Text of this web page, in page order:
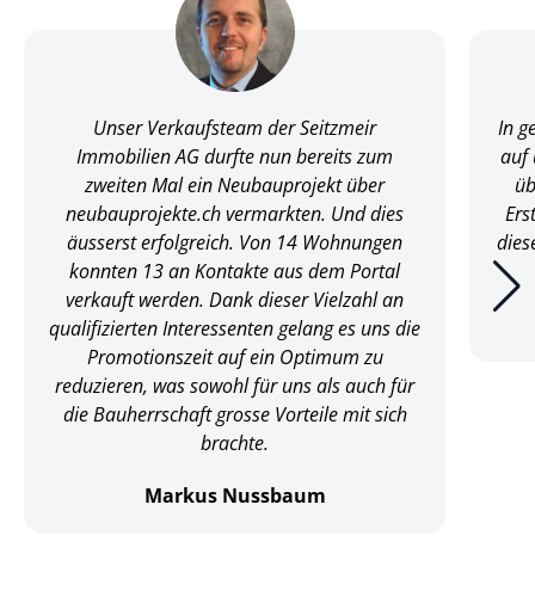
Unser Verkaufsteam der Seitzmeir
Immobilien AG durfte nun bereits zum
zweiten Mal ein Neubauprojekt über
neubauprojekte.ch vermarkten. Und dies
äusserst erfolgreich. Von 14 Wohnungen
konnten 13 an Kontakte aus dem Portal
verkauft werden. Dank dieser Vielzahl an
qualifizierten Interessenten gelang es uns die
Promotionszeit auf ein Optimum zu
reduzieren, was sowohl für uns als auch für
die Bauherrschaft grosse Vorteile mit sich
brachte.
Markus Nussbaum
In
auf